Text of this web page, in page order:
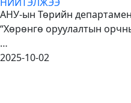
НИЙТЭЛЖЭЭ
АНУ-ын Төрийн
“Хөрөнгө оруулалтын
…
2025-10-02